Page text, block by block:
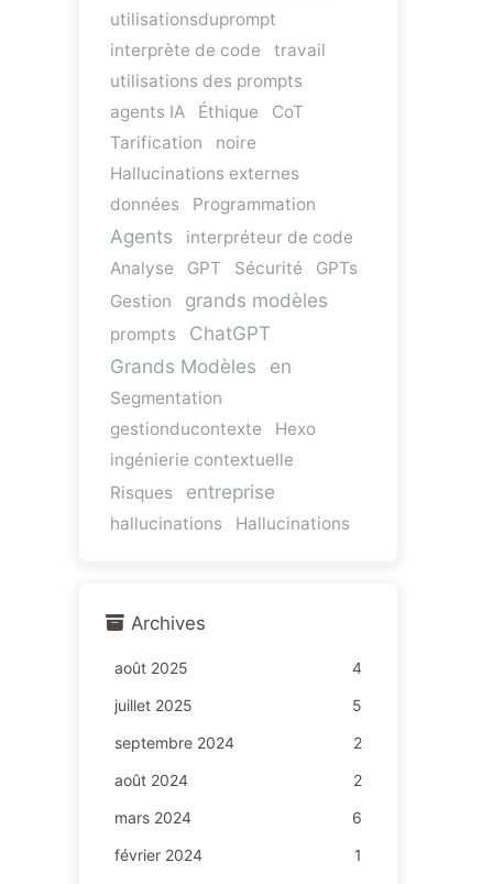
utilisationsduprompt
interprète de code
travail
utilisations des prompts
agents IA
Éthique
CoT
Tarification
noire
Hallucinations externes
données
Programmation
Agents
interpréteur de code
Analyse
GPT Sécurité
GPTs
Gestion
grands modèles
prompts
ChatGPT
Grands Modèles
en
Segmentation
gestionducontexte
Hexo
ingénierie contextuelle
Risques
entreprise
hallucinations Hallucinations
Archives
août 2025
4
juillet 2025
5
septembre 2024
2
août 2024
2
mars 2024
6
février 2024
1